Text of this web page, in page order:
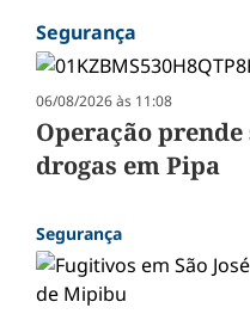
Segurança
06/08/2026 às 11:08
Operação
drogas em Pipa
Segurança